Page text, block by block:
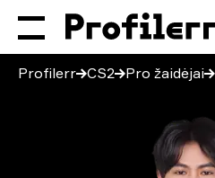
Profilerr CS2 Pro žaidėjai